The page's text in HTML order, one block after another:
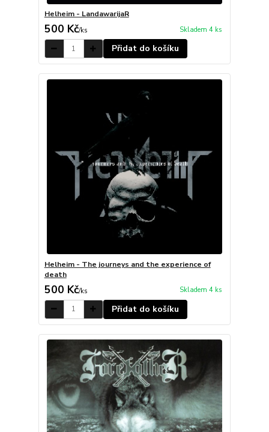
Helheim - LandawarijaR
500 Kč/ks Skladem 4 ks
Přidat do košíku
Helheim - The journeys and the experience of
death
500 Kč/ks Skladem 4 ks
Přidat do košíku